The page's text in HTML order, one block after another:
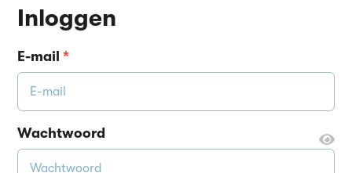
Inloggen
E-mail*
Wachtwoord